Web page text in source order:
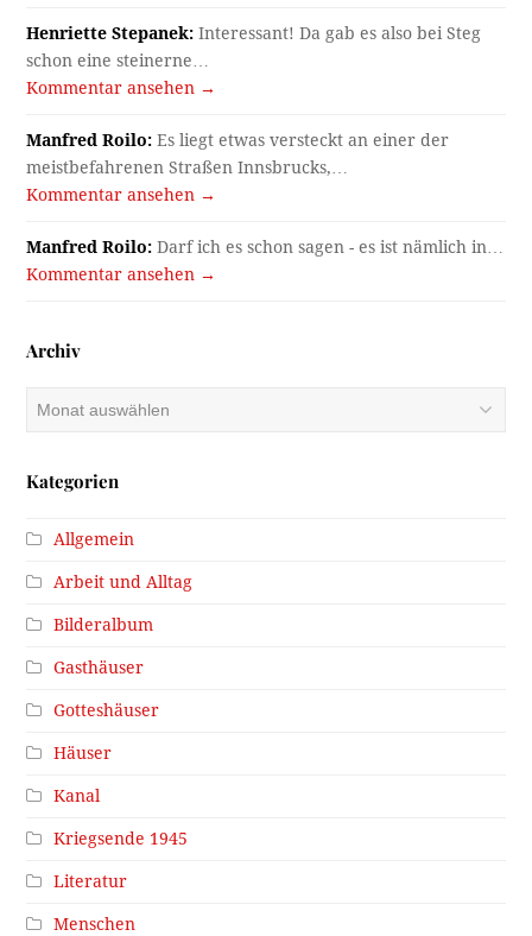
Henriette Stepanek: Interessant! Da gab es also bei Steg
schon eine steinerne…
Kommentar ansehen →
Manfred Roilo: Es liegt etwas versteckt an einer der
meistbefahrenen Straßen Innsbrucks,…
Kommentar ansehen →
Manfred Roilo: Darf ich es schon sagen - es ist nämlich in…
Kommentar ansehen →
Archiv
Archiv
Kategorien
Allgemein
Arbeit und Alltag
Bilderalbum
Gasthäuser
Gotteshäuser
Häuser
Kanal
Kriegsende 1945
Literatur
Menschen